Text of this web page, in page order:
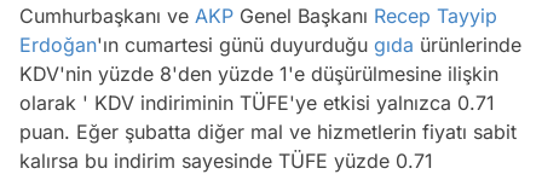
Cumhurbaşkanı ve AKP Genel Başkanı Recep Tayyip
Erdoğan'ın cumartesi günü duyurduğu gıda ürünlerinde
KDV'nin yüzde 8'den yüzde 1'e düşürülmesine ilişkin
olarak ' KDV indiriminin TÜFE'ye etkisi yalnızca 0.71
puan. Eğer şubatta diğer mal ve hizmetlerin fiyatı sabit
kalırsa bu indirim sayesinde TÜFE yüzde 0.71